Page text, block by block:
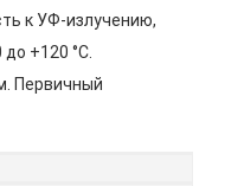
к УФ-излучению,
+120 °C.
Первичный